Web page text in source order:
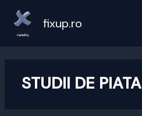
content
fixup.ro
STUDII DE PIATA